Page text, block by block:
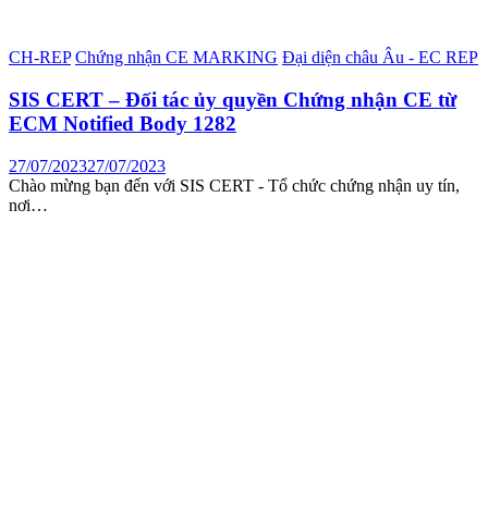
CH-REP Chứng nhận CE MARKING Đại diện châu Âu - EC REP
SIS CERT – Đối tác ủy quyền Chứng nhận CE từ
ECM Notified Body 1282
27/07/202327/07/2023
Chào mừng bạn đến với SIS CERT - Tổ chức chứng nhận uy tín,
nơi…